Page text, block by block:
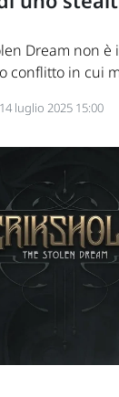
Dream non è
conflitto in cui
14 luglio 2025 15:00